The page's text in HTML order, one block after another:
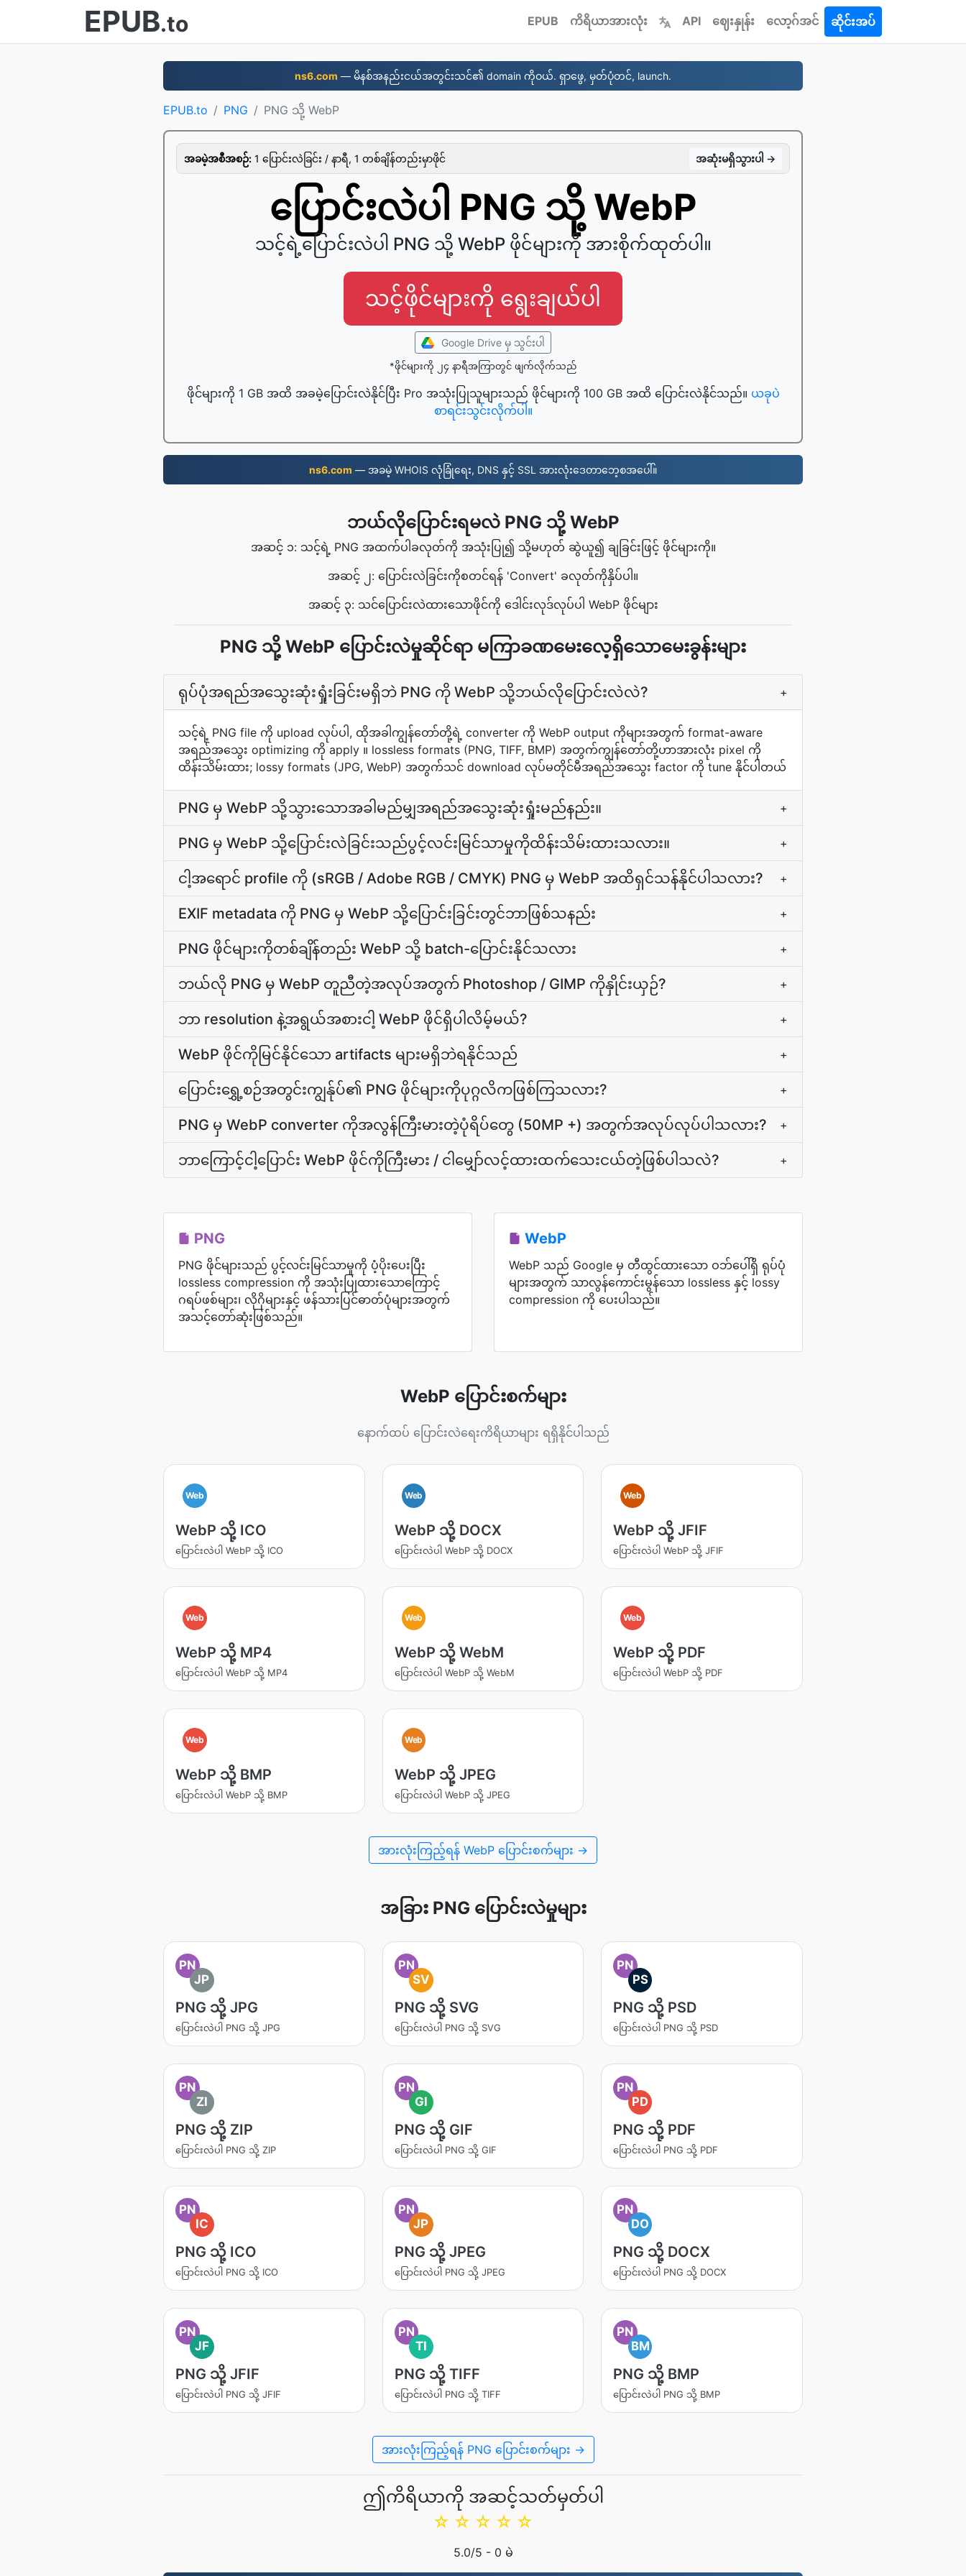
EPUB.to EPUB ကိရိယာအားလုံး API ဈေးနှုန်း လော့ဂ်အင် ဆိုင်းအပ်
ns6.com — မိနစ်အနည်းငယ်အတွင်းသင်၏ domain ကိုဝယ်. ရှာဖွေ, မှတ်ပုံတင်, launch.
EPUB.to PNG PNG သို့ WebP
အခမဲ့အစီအစဉ်: 1 ပြောင်းလဲခြင်း / နာရီ, 1 တစ်ချိန်တည်းမှာဖိုင် အဆုံးမရှိသွားပါ →
ပြောင်းလဲပါ PNG သို့ WebP
သင့်ရဲ့ပြောင်းလဲပါ PNG သို့ WebP ဖိုင်များကို အားစိုက်ထုတ်ပါ။
သင့်ဖိုင်များကို ရွေးချယ်ပါ
Google Drive မှ သွင်းပါ
*ဖိုင်များကို ၂၄ နာရီအကြာတွင် ဖျက်လိုက်သည်
ဖိုင်များကို 1 GB အထိ အခမဲ့ပြောင်းလဲနိုင်ပြီး Pro အသုံးပြုသူများသည် ဖိုင်များကို 100 GB အထိ ပြောင်းလဲနိုင်သည်။ ယခုပဲ
စာရင်းသွင်းလိုက်ပါ။
ns6.com — အခမဲ့ WHOIS လုံခြုံရေး, DNS နှင့် SSL အားလုံးဒေတာဘေ့စအပေါ်။
ဘယ်လိုပြောင်းရမလဲ PNG သို့ WebP
အဆင့် ၁: သင့်ရဲ့ PNG အထက်ပါခလုတ်ကို အသုံးပြု၍ သို့မဟုတ် ဆွဲယူ၍ ချခြင်းဖြင့် ဖိုင်များကို။
အဆင့် ၂: ပြောင်းလဲခြင်းကိုစတင်ရန် 'Convert' ခလုတ်ကိုနှိပ်ပါ။
အဆင့် ၃: သင်ပြောင်းလဲထားသောဖိုင်ကို ဒေါင်းလုဒ်လုပ်ပါ WebP ဖိုင်များ
PNG သို့ WebP ပြောင်းလဲမှုဆိုင်ရာ မကြာခဏမေးလေ့ရှိသောမေးခွန်းများ
ရုပ်ပုံအရည်အသွေးဆုံးရှုံးခြင်းမရှိဘဲ PNG ကို WebP သို့ဘယ်လိုပြောင်းလဲလဲ? +
သင့်ရဲ့ PNG file ကို upload လုပ်ပါ, ထိုအခါကျွန်တော်တို့ရဲ့ converter ကို WebP output ကိုများအတွက် format-aware
အရည်အသွေး optimizing ကို apply ။ lossless formats (PNG, TIFF, BMP) အတွက်ကျွန်တော်တို့ဟာအားလုံး pixel ကို
ထိန်းသိမ်းထား; lossy formats (JPG, WebP) အတွက်သင် download လုပ်မတိုင်မီအရည်အသွေး factor ကို tune နိုင်ပါတယ်
PNG မှ WebP သို့သွားသောအခါမည်မျှအရည်အသွေးဆုံးရှုံးမည်နည်း။ +
PNG မှ WebP သို့ပြောင်းလဲခြင်းသည်ပွင့်လင်းမြင်သာမှုကိုထိန်းသိမ်းထားသလား။ +
ငါ့အရောင် profile ကို (sRGB / Adobe RGB / CMYK) PNG မှ WebP အထိရှင်သန်နိုင်ပါသလား? +
EXIF metadata ကို PNG မှ WebP သို့ပြောင်းခြင်းတွင်ဘာဖြစ်သနည်း +
PNG ဖိုင်များကိုတစ်ချိန်တည်း WebP သို့ batch-ပြောင်းနိုင်သလား +
ဘယ်လို PNG မှ WebP တူညီတဲ့အလုပ်အတွက် Photoshop / GIMP ကိုနှိုင်းယှဉ်? +
ဘာ resolution နဲ့အရွယ်အစားငါ့ WebP ဖိုင်ရှိပါလိမ့်မယ်? +
WebP ဖိုင်ကိုမြင်နိုင်သော artifacts များမရှိဘဲရနိုင်သည် +
ပြောင်းရွှေ့စဉ်အတွင်းကျွန်ုပ်၏ PNG ဖိုင်များကိုပုဂ္ဂလိကဖြစ်ကြသလား? +
PNG မှ WebP converter ကိုအလွန်ကြီးမားတဲ့ပုံရိပ်တွေ (50MP +) အတွက်အလုပ်လုပ်ပါသလား? +
ဘာကြောင့်ငါ့ပြောင်း WebP ဖိုင်ကိုကြီးမား / ငါမျှော်လင့်ထားထက်သေးငယ်တဲ့ဖြစ်ပါသလဲ? +
PNG
PNG ဖိုင်များသည် ပွင့်လင်းမြင်သာမှုကို ပံ့ပိုးပေးပြီး
lossless compression ကို အသုံးပြုထားသောကြောင့်
ဂရပ်ဖစ်များ၊ လိုဂိုများနှင့် ဖန်သားပြင်ဓာတ်ပုံများအတွက်
အသင့်တော်ဆုံးဖြစ်သည်။
WebP
WebP သည် Google မှ တီထွင်ထားသော ဝဘ်ပေါ်ရှိ ရုပ်ပုံ
များအတွက် သာလွန်ကောင်းမွန်သော lossless နှင့် lossy
compression ကို ပေးပါသည်။
WebP ပြောင်းစက်များ
နောက်ထပ် ပြောင်းလဲရေးကိရိယာများ ရရှိနိုင်ပါသည်
Web
WebP သို့ ICO
ပြောင်းလဲပါ WebP သို့ ICO
Web
WebP သို့ DOCX
ပြောင်းလဲပါ WebP သို့ DOCX
Web
WebP သို့ JFIF
ပြောင်းလဲပါ WebP သို့ JFIF
Web
WebP သို့ MP4
ပြောင်းလဲပါ WebP သို့ MP4
Web
WebP သို့ WebM
ပြောင်းလဲပါ WebP သို့ WebM
Web
WebP သို့ PDF
ပြောင်းလဲပါ WebP သို့ PDF
Web
WebP သို့ BMP
ပြောင်းလဲပါ WebP သို့ BMP
Web
WebP သို့ JPEG
ပြောင်းလဲပါ WebP သို့ JPEG
အားလုံးကြည့်ရန် WebP ပြောင်းစက်များ →
အခြား PNG ပြောင်းလဲမှုများ
PN
JP
PNG သို့ JPG
ပြောင်းလဲပါ PNG သို့ JPG
PN
SV
PNG သို့ SVG
ပြောင်းလဲပါ PNG သို့ SVG
PN
PS
PNG သို့ PSD
ပြောင်းလဲပါ PNG သို့ PSD
PN
ZI
PNG သို့ ZIP
ပြောင်းလဲပါ PNG သို့ ZIP
PN
GI
PNG သို့ GIF
ပြောင်းလဲပါ PNG သို့ GIF
PN
PD
PNG သို့ PDF
ပြောင်းလဲပါ PNG သို့ PDF
PN
IC
PNG သို့ ICO
ပြောင်းလဲပါ PNG သို့ ICO
PN
JP
PNG သို့ JPEG
ပြောင်းလဲပါ PNG သို့ JPEG
PN
DO
PNG သို့ DOCX
ပြောင်းလဲပါ PNG သို့ DOCX
PN
JF
PNG သို့ JFIF
ပြောင်းလဲပါ PNG သို့ JFIF
PN
TI
PNG သို့ TIFF
ပြောင်းလဲပါ PNG သို့ TIFF
PN
BM
PNG သို့ BMP
ပြောင်းလဲပါ PNG သို့ BMP
အားလုံးကြည့်ရန် PNG ပြောင်းစက်များ →
ဤကိရိယာကို အဆင့်သတ်မှတ်ပါ
☆
☆
☆
☆
☆
5.0/5 - 0 မဲ